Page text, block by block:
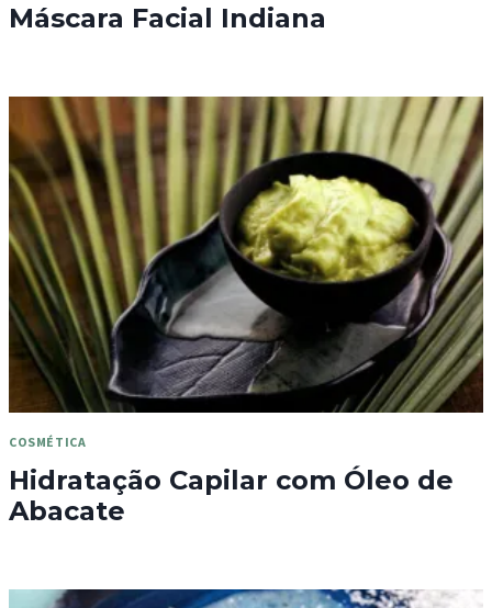
Máscara Facial Indiana
COSMÉTICA
Hidratação Capilar com Óleo de
Abacate